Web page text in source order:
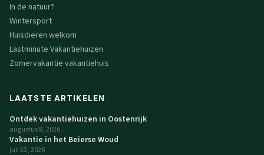
In de natuur?
Wintersport
Huisdieren welkom
Lastminute Vakantiehuizen
Zomervakantie vakantiehuis
LAATSTE ARTIKELEN
Ontdek vakantiehuizen in Oostenrijk
augustus 8, 2026
Vakantie in het Beierse Woud
juli 23, 2026